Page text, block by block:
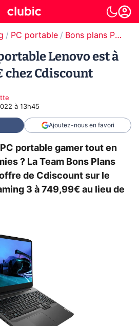
PC portable Bons plans PC portable
Lenovo est à
chez Cdiscount
à 13h45
Ajoutez-nous en favori
portable gamer tout en
? La Team Bons Plans
de Cdiscount sur le
3 à 749,99€ au lieu de